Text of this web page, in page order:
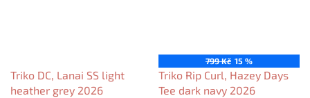
Triko DC, Lanai SS light
heather grey 2026
799 Kč 15 %
Triko Rip Curl, Hazey Days
Tee dark navy 2026